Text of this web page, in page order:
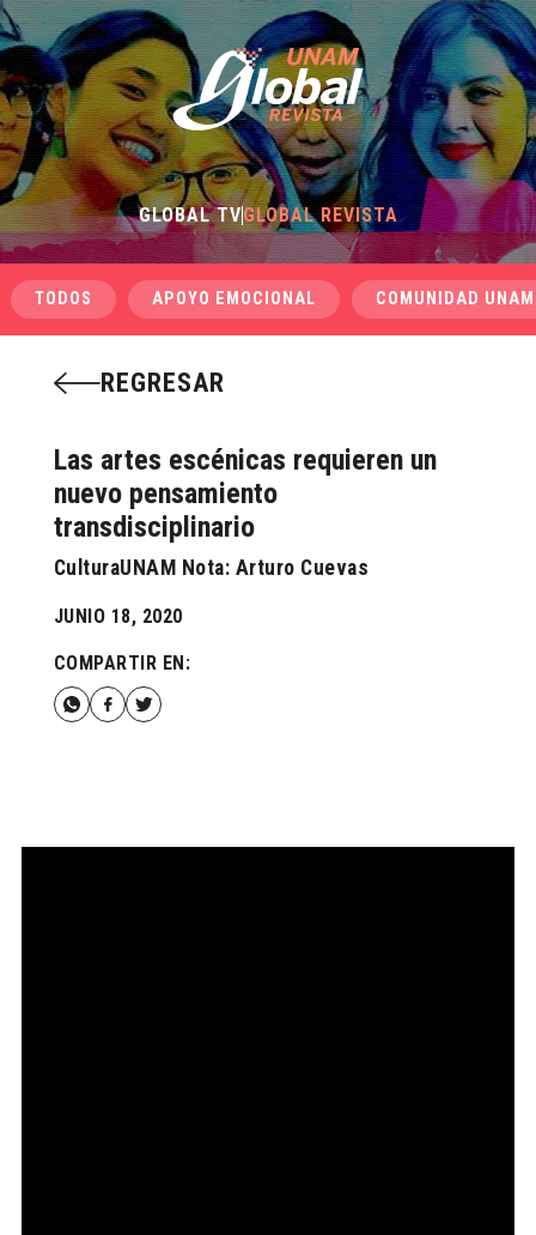
GLOBAL TVGLOBAL REVISTA
TODOS APOYO EMOCIONAL COMUNIDAD UNAM
REGRESAR
Las artes escénicas requieren un
nuevo pensamiento
transdisciplinario
CulturaUNAM Nota: Arturo Cuevas
JUNIO 18, 2020
COMPARTIR EN: